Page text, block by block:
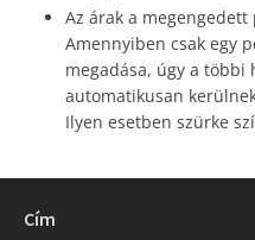
Az árak a
Amennyiben csak egy
megadása, úgy a többi
automatikusan
Ilyen esetben szürke
Cím